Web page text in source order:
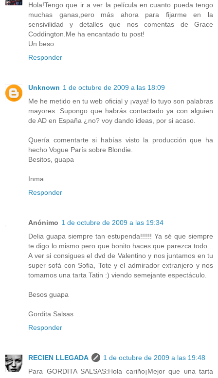
Hola!Tengo que ir a ver la película en cuanto pueda tengo
muchas ganas,pero más ahora para fijarme en la
sensivilidad y detalles que nos comentas de Grace
Coddington.Me ha encantado tu post!
Un beso
Responder
Unknown 1 de octubre de 2009 a las 18:09
Me he metido en tu web oficial y ¡vaya! lo tuyo son palabras
mayores. Supongo que habrás contactado ya con alguien
de AD en España ¿no? voy dando ideas, por si acaso.
Quería comentarte si habías visto la producción que ha
hecho Vogue París sobre Blondie.
Besitos, guapa
Inma
Responder
Anónimo 1 de octubre de 2009 a las 19:34
Delia guapa siempre tan estupenda!!!!!! Ya sé que siempre
te digo lo mismo pero que bonito haces que parezca todo...
A ver si consigues el dvd de Valentino y nos juntamos en tu
super sofá con Sofia, Tote y el admirador extranjero y nos
tomamos una tarta Tatin :) viendo semejante espectáculo.
Besos guapa
Gordita Salsas
Responder
RECIEN LLEGADA
1 de octubre de 2009 a las 19:48
Para GORDITA SALSAS:Hola cariño¡Mejor que una tarta